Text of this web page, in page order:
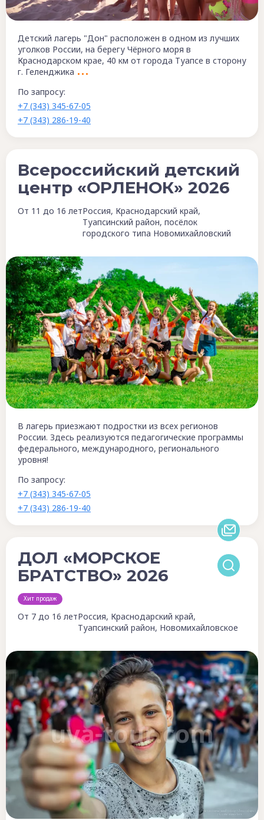
Детский лагерь "Дон" расположен в одном из лучших
уголков России, на берегу Чёрного моря в
Краснодарском крае, 40 км от города Туапсе в сторону
г. Геленджика
По запросу:
+7 (343) 345-67-05
+7 (343) 286-19-40
Всероссийский детский
центр «ОРЛЕНОК» 2026
От 11 до 16 летРоссия, Краснодарский край,
Туапсинский район, посёлок
городского типа Новомихайловский
В лагерь приезжают подростки из всех регионов
России. Здесь реализуются педагогические программы
федерального, международного, регионального
уровня!
По запросу:
+7 (343) 345-67-05
+7 (343) 286-19-40
ДОЛ «МОРСКОЕ
БРАТСТВО» 2026
Хит продаж
От 7 до 16 летРоссия, Краснодарский край,
Туапсинский район, Новомихайловское